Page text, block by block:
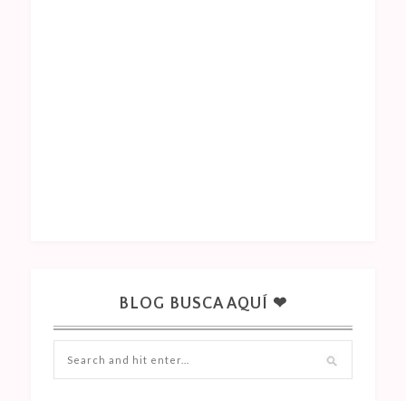
BLOG BUSCA AQUÍ ❤